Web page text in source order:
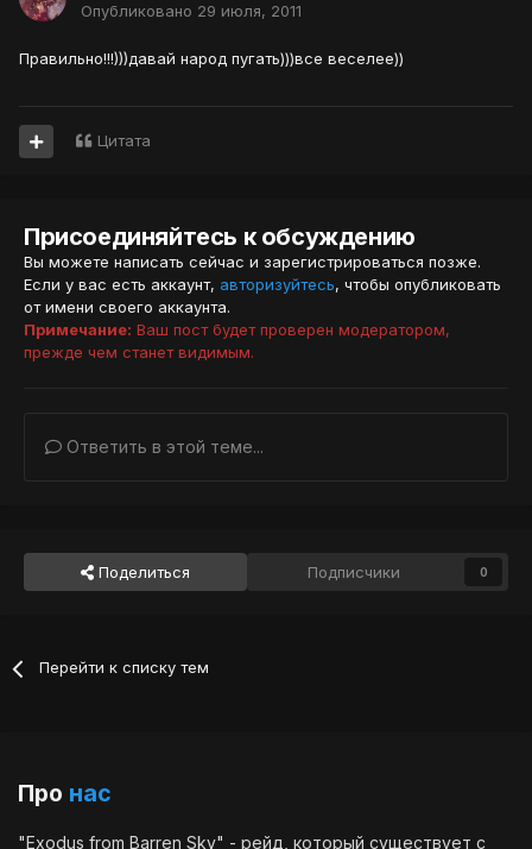
Опубликовано 29 июля, 2011
Правильно!!!)))давай народ пугать)))все веселее))
Цитата
Присоединяйтесь к обсуждению
Вы можете написать сейчас и зарегистрироваться позже.
Если у вас есть аккаунт, авторизуйтесь, чтобы опубликовать
от имени своего аккаунта.
Примечание: Ваш пост будет проверен модератором,
прежде чем станет видимым.
Ответить в этой теме...
Поделиться Подписчики 0
Перейти к списку тем
Про нас
"Exodus from Barren Sky" - рейд, который существует с